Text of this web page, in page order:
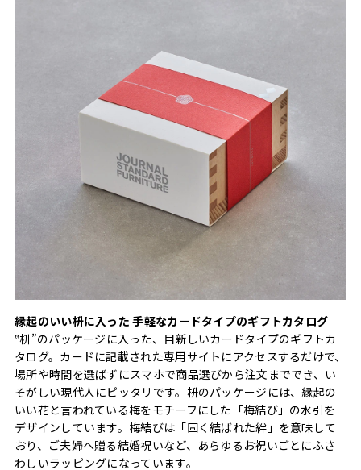
縁起のいい枡に入った 手軽なカードタイプのギフトカタログ
‟枡”のパッケージに入った、目新しいカードタイプのギフトカ
タログ。カードに記載された専用サイトにアクセスするだけで、
場所や時間を選ばずにスマホで商品選びから注文まででき、い
そがしい現代人にピッタリです。枡のパッケージには、縁起の
いい花と言われている梅をモチーフにした「梅結び」の水引を
デザインしています。梅結びは「固く結ばれた絆」を意味して
おり、ご夫婦へ贈る結婚祝いなど、あらゆるお祝いごとにふさ
わしいラッピングになっています。